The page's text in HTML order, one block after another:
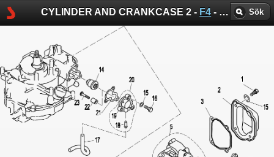
CYLINDER AND CRANKCASE 2 - F4 - ParsunSök